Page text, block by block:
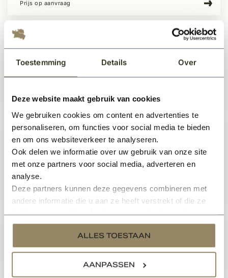
Toestemming Details Over
Deze website maakt gebruik van cookies
We gebruiken cookies om content en advertenties te
personaliseren, om functies voor social media te bieden
en om ons websiteverkeer te analyseren.
Ook delen we informatie over uw gebruik van onze site
met onze partners voor social media, adverteren en
analyse.
Deze partners kunnen deze gegevens combineren met
andere informatie die u aan ze heeft verstrekt of die ze
services.
ALLES TOESTAAN
AANPASSEN
Prijs op aanvraag
Voordeur Kempische stijl type 17
Prijs op aanvraag
Te bestellen
Voordeur Kempische stijl type 15
Prijs op aanvraag
Te bestellen
Voordeur Kempische stijl type 8